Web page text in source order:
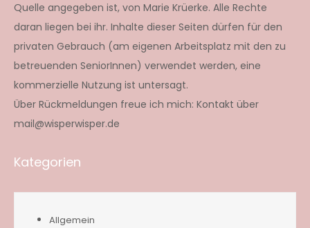
Quelle angegeben ist, von Marie Krüerke. Alle Rechte
daran liegen bei ihr. Inhalte dieser Seiten dürfen für den
privaten Gebrauch (am eigenen Arbeitsplatz mit den zu
betreuenden SeniorInnen) verwendet werden, eine
kommerzielle Nutzung ist untersagt.
Über Rückmeldungen freue ich mich: Kontakt über
mail@wisperwisper.de
Kategorien
Allgemein